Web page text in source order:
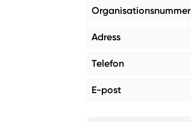
Organisationsnummer
Adress
Telefon
E-post